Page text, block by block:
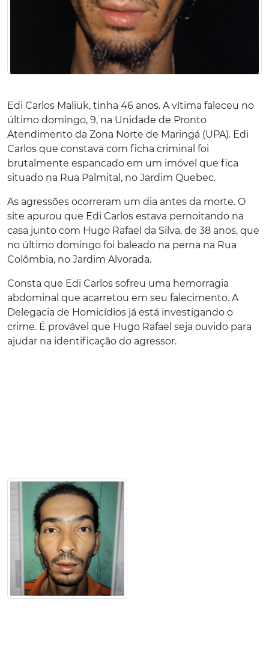
Edi Carlos Maliuk, tinha 46 anos. A vítima faleceu no
último domingo, 9, na Unidade de Pronto
Atendimento da Zona Norte de Maringá (UPA). Edi
Carlos que constava com ficha criminal foi
brutalmente espancado em um imóvel que fica
situado na Rua Palmital, no Jardim Quebec.
As agressões ocorreram um dia antes da morte. O
site apurou que Edi Carlos estava pernoitando na
casa junto com Hugo Rafael da Silva, de 38 anos, que
no último domingo foi baleado na perna na Rua
Colômbia, no Jardim Alvorada.
Consta que Edi Carlos sofreu uma hemorragia
abdominal que acarretou em seu falecimento. A
Delegacia de Homicídios já está investigando o
crime. É provável que Hugo Rafael seja ouvido para
ajudar na identificação do agressor.